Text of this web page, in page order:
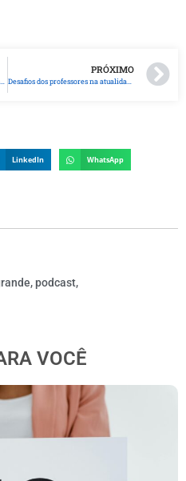
Como a gestão escolar pode lidar com a BNCC e Novo Ensino Médio?
PRÓXIMO
Desafios dos professores na atualidade: quais os caminhos para vencê-los?
LinkedIn WhatsApp
,podcast,
VOCÊ